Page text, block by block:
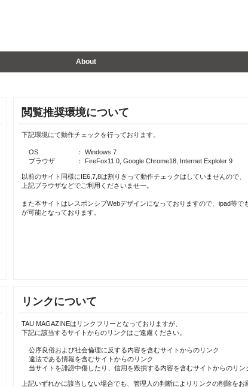
About
閲覧推奨環境について
下記環境にて動作チェックを行っております。
OS
： Windows 7
ブラウザ
： FireFox11.0, Google Chrome18, Internet Exploler 9
以前のサイト同様にIE6,7,8は割りきって動作チェックはしていませんので、
上記ブラウザなどでご利用くださいませー。
また本サイトはレスポンシブWebデザインになっておりますので、ipad等で
が可能となっております。
リンクについて
TAU MAGAZINEはリンクフリーとなっておりますが、
下記に該当するサイトからのリンクはご遠慮ください。
公序良俗および社会倫理に反する内容を含むサイトからのリンク
違法である情報を含むサイトからのリンク
当サイトを誹謗中傷したり、信用を毀損する内容を含むサイトからのリン
上記いずれかに該当しない場合でも、管理人の判断によりリンクの削除をお